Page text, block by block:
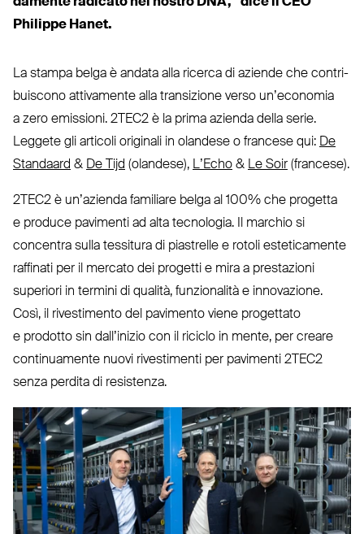
Philippe Hanet.
La stampa belga è andata alla ricerca di aziende che con­tri­
buiscono atti­vamente alla tran­sizione verso un’e­conomia
a zero emissioni. 2TEC2 è la prima azienda della serie.
Leggete gli articoli originali in olandese o francese qui: De
Standaard & De Tijd (olandese), L’Echo & Le Soir (francese).
2TEC2 è un’azienda familiare belga al 100% che progetta
e produce pavimenti ad alta tec­nologia. Il marchio si
concentra sulla tessitura di pia­strelle e rotoli este­ti­camente
raffinati per il mercato dei progetti e mira a pre­stazioni
superiori in termini di qualità, fun­zionalità e inno­vazione.
Così, il rive­stimento del pavimento viene pro­gettato
e prodotto sin dal­l’inizio con il riciclo in mente, per creare
con­ti­nuamente nuovi rive­stimenti per pavimenti 2TEC2
senza perdita di resistenza.